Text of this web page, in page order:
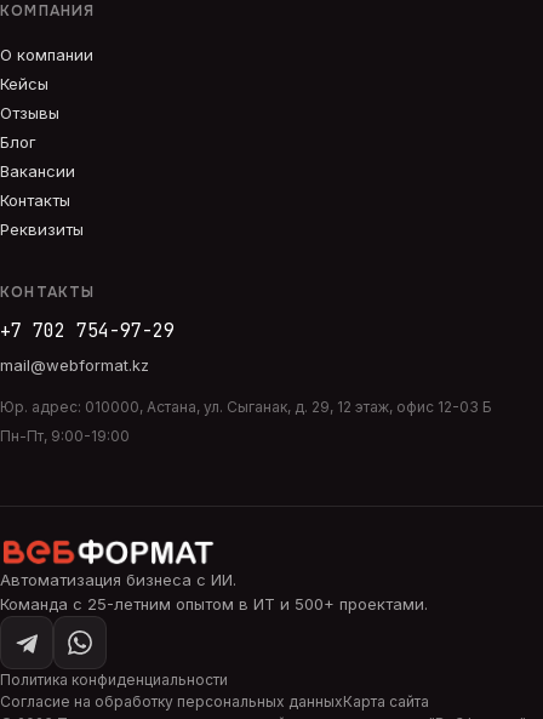
КОМПАНИЯ
О компании
Кейсы
Отзывы
Блог
Вакансии
Контакты
Реквизиты
КОНТАКТЫ
+7 702 754-97-29
mail@webformat.kz
Юр. адрес: 010000, Астана, ул. Сыганак, д. 29, 12 этаж, офис 12-03 Б
Пн-Пт, 9:00-19:00
Политика конфиденциальности
Согласие на обработку персональных данныхКарта сайта
Автоматизация бизнеса с ИИ.
Команда с 25-летним опытом в ИТ и 500+ проектами.